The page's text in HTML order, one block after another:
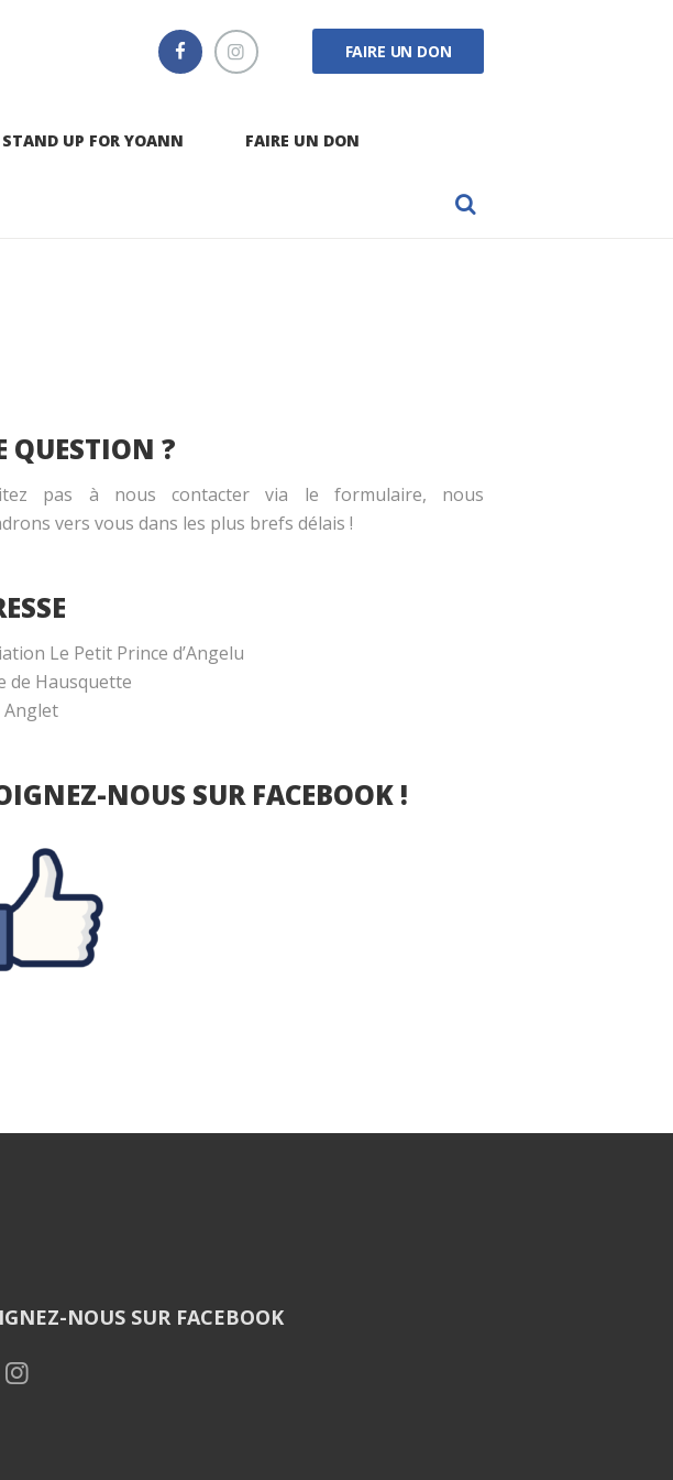
FAIRE UN DON
UP FOR YOANN FAIRE UN DON
QUESTION ?
pas à nous contacter via le formulaire, nous
vers vous dans les plus brefs délais !
Le Petit Prince d’Angelu
de Hausquette
Anglet
NOUS SUR FACEBOOK !
NOUS SUR FACEBOOK